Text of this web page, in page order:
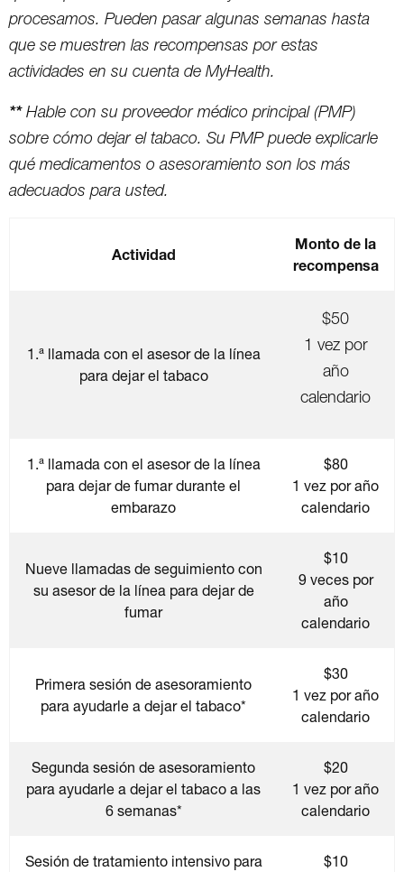
procesamos. Pueden pasar algunas semanas hasta
que se muestren las recompensas por estas
actividades en su cuenta de MyHealth.
**Hable con su proveedor médico principal (PMP)
sobre cómo dejar el tabaco. Su PMP puede explicarle
qué medicamentos o asesoramiento son los más
adecuados para usted.
Actividad
Monto de la
recompensa
1.ª llamada con el asesor de la línea
para dejar el tabaco
$50
1 vez por
año
calendario
1.ª llamada con el asesor de la línea
para dejar de fumar durante el
embarazo
$80
1 vez por año
calendario
Nueve llamadas de seguimiento con
su asesor de la línea para dejar de
fumar
$10
9 veces por
año
calendario
Primera sesión de asesoramiento
para ayudarle a dejar el tabaco*
$30
1 vez por año
calendario
Segunda sesión de asesoramiento
para ayudarle a dejar el tabaco a las
6 semanas*
$20
1 vez por año
calendario
Sesión de tratamiento intensivo para
$10